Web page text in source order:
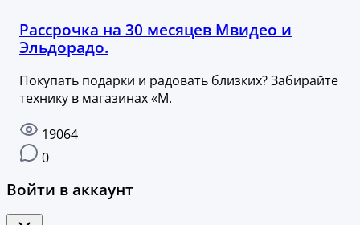
Рассрочка на 30 месяцев Мвидео и
Эльдорадо.
Покупать подарки и радовать близких? Забирайте
технику в магазинах «М.
19064
0
Войти в аккаунт